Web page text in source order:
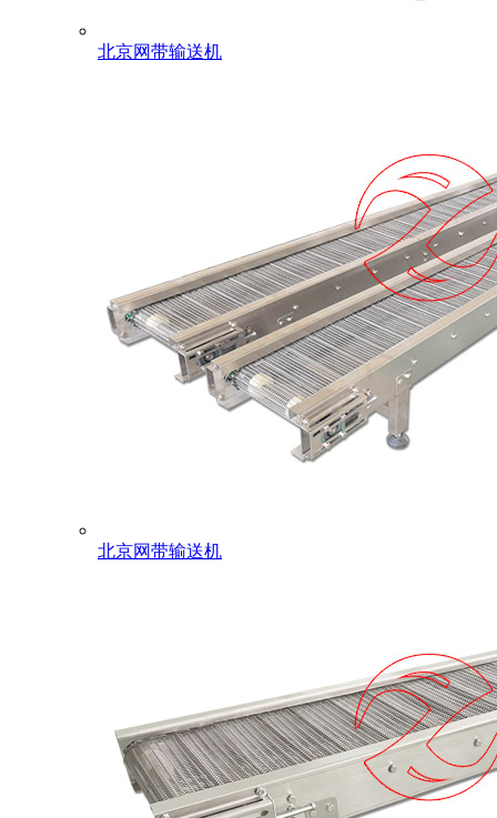
北京网带输送机
北京网带输送机